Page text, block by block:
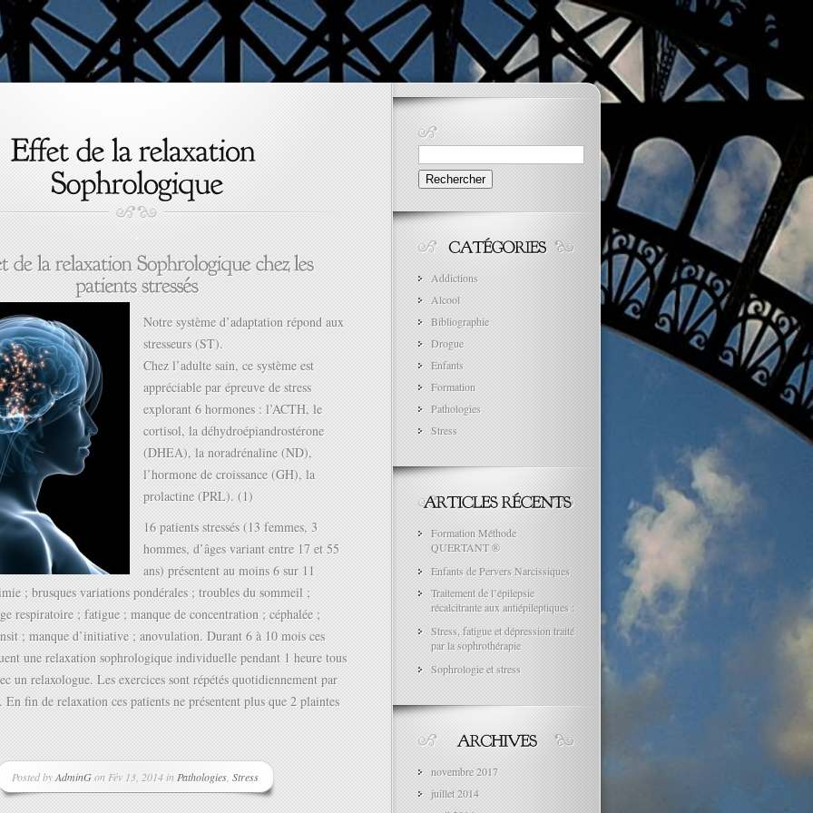
Notre système d’adaptation répond aux
stresseurs (ST).
Chez l’adulte sain, ce système est
appréciable par épreuve de stress
explorant 6 hormones : l’ACTH, le
cortisol, la déhydroépiandrostérone
(DHEA), la noradrénaline (ND),
l’hormone de croissance (GH), la
prolactine (PRL). (1)
16 patients stressés (13 femmes, 3
hommes, d’âges variant entre 17 et 55
ans) présentent au moins 6 sur 11
; brusques variations pondérales ; troubles du sommeil ;
respiratoire ; fatigue ; manque de concentration ; céphalée ;
; manque d’initiative ; anovulation. Durant 6 à 10 mois ces
une relaxation sophrologique individuelle pendant 1 heure tous
un relaxologue. Les exercices sont répétés quotidiennement par
En fin de relaxation ces patients ne présentent plus que 2 plaintes
Posted byAdminGon Fév 13, 2014 in Pathologies, Stress
Rechercher :
Addictions
Alcool
Bibliographie
Drogue
Enfants
Formation
Pathologies
Stress
Formation Méthode
QUERTANT ®
Enfants de Pervers Narcissiques
Traitement de l’épilepsie
récalcitrante aux antiépileptiques :
Stress, fatigue et dépression traité
par la sophrothérapie
Sophrologie et stress
novembre 2017
juillet 2014